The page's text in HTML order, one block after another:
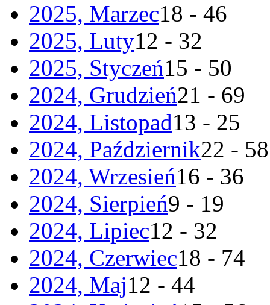
2025, Marzec18 - 46
2025, Luty12 - 32
2025, Styczeń15 - 50
2024, Grudzień21 - 69
2024, Listopad13 - 25
2024, Październik22 - 58
2024, Wrzesień16 - 36
2024, Sierpień9 - 19
2024, Lipiec12 - 32
2024, Czerwiec18 - 74
2024, Maj12 - 44